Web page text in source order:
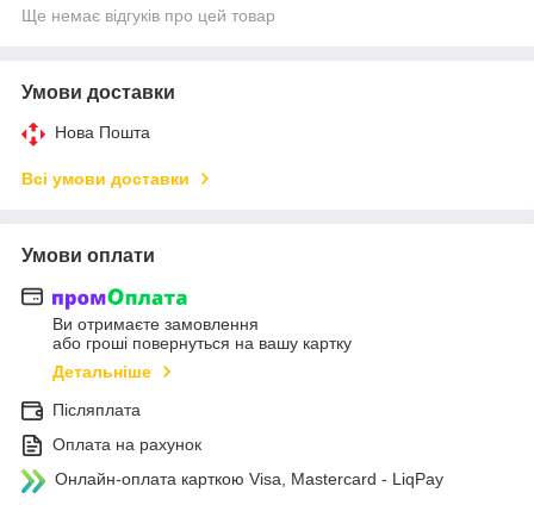
Ще немає відгуків про цей товар
Умови доставки
Нова Пошта
Всі умови доставки
Умови оплати
Ви отримаєте замовлення
або гроші повернуться на вашу картку
Детальніше
Післяплата
Оплата на рахунок
Онлайн-оплата карткою Visa, Mastercard - LiqPay